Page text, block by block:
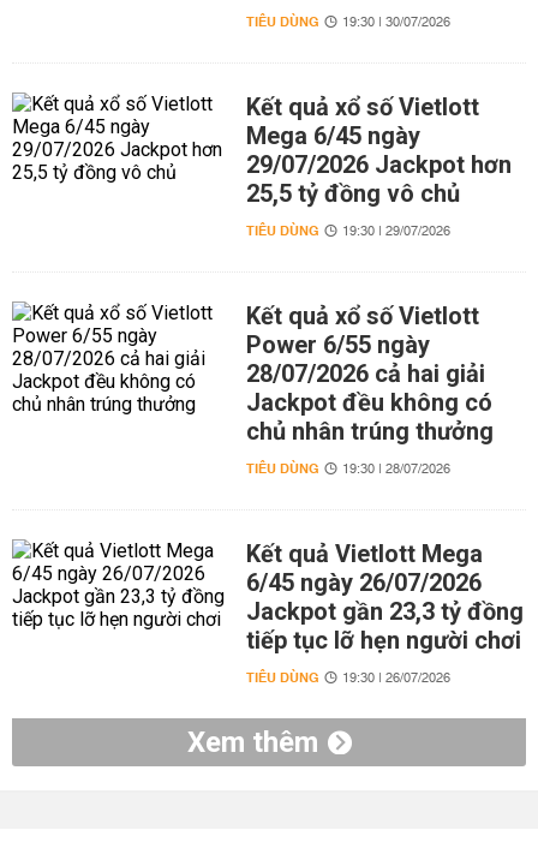
TIÊU DÙNG 19:30 | 30/07/2026
Kết quả xổ số Vietlott
Mega 6/45 ngày
29/07/2026 Jackpot hơn
25,5 tỷ đồng vô chủ
TIÊU DÙNG 19:30 | 29/07/2026
Kết quả xổ số Vietlott
Power 6/55 ngày
28/07/2026 cả hai giải
Jackpot đều không có
chủ nhân trúng thưởng
TIÊU DÙNG 19:30 | 28/07/2026
Kết quả Vietlott Mega
6/45 ngày 26/07/2026
Jackpot gần 23,3 tỷ đồng
tiếp tục lỡ hẹn người chơi
TIÊU DÙNG 19:30 | 26/07/2026
Xem thêm